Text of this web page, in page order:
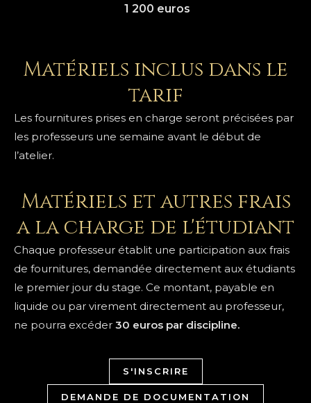
1 200 euros
Matériels inclus dans le
tarif
Les fournitures prises en charge seront précisées par
les professeurs une semaine avant le début de
l’atelier.
Matériels et autres frais
a la charge de l'étudiant
Chaque professeur établit une participation aux frais
de fournitures, demandée directement aux étudiants
le premier jour du stage. Ce montant, payable en
liquide ou par virement directement au professeur,
ne pourra excéder 30 euros par discipline.
S'INSCRIRE
DEMANDE DE DOCUMENTATION